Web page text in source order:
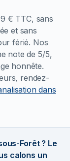
€ TTC, sans
et sans
férié. Nos
note de 5/5,
honnête.
rendez-
dans
Forêt ? Le
calons un